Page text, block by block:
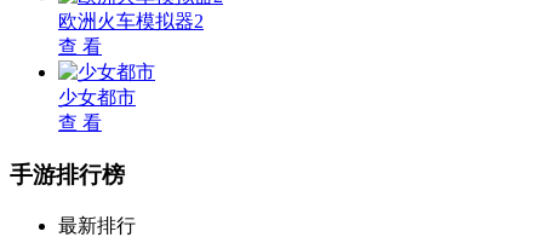
欧洲火车模拟器2
查 看
少女都市
查 看
手游排行榜
最新排行